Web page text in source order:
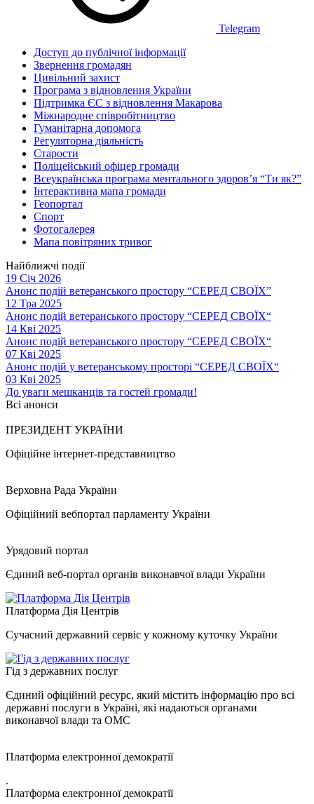
Telegram
Доступ до публічної інформації
Звернення громадян
Цивільний захист
Програма з відновлення України
Підтримка ЄС з відновлення Макарова
Міжнародне співробітництво
Гуманітарна допомога
Регуляторна діяльність
Старости
Поліцейський офіцер громади
Всеукраїнська програма ментального здоров’я “Ти як?”
Інтерактивна мапа громади
Геопортал
Спорт
Фотогалерея
Мапа повітряних тривог
Найближчі події
19 Січ 2026
Анонс подій ветеранського простору “СЕРЕД СВОЇХ”
12 Тра 2025
Анонс подій ветеранського простору “СЕРЕД СВОЇХ“
14 Кві 2025
Анонс подій ветеранського простору “СЕРЕД СВОЇХ“
07 Кві 2025
Анонс подій у ветеранському просторі “СЕРЕД СВОЇХ“
03 Кві 2025
До уваги мешканців та гостей громади!
Всі анонси
ПРЕЗИДЕНТ УКРАЇНИ
Офіційне інтернет-представництво
Верховна Рада України
Офіційний вебпортал парламенту України
Урядовий портал
Єдиний веб-портал органів виконавчої влади України
Платформа Дія Центрів
Сучасний державний сервіс у кожному куточку України
Гід з державних послуг
Єдиний офіційний ресурс, який містить інформацію про всі
державні послуги в Україні, які надаються органами
виконавчої влади та ОМС
Платформа електронної демократії
.
Платформа електронної демократії